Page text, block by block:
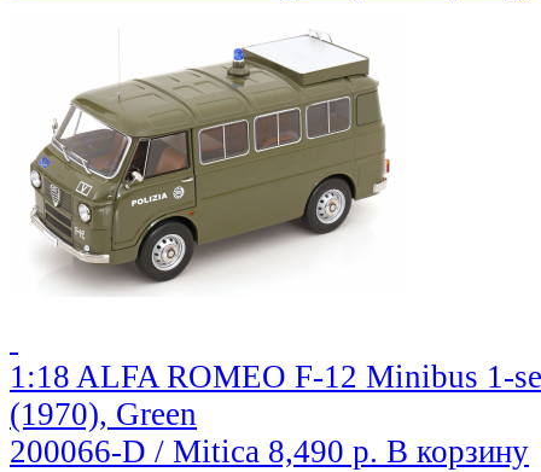
1:18 ALFA ROMEO F-12 Minibus 1-
(1970), Green
200066-D / Mitica 8,490 р. В корзину